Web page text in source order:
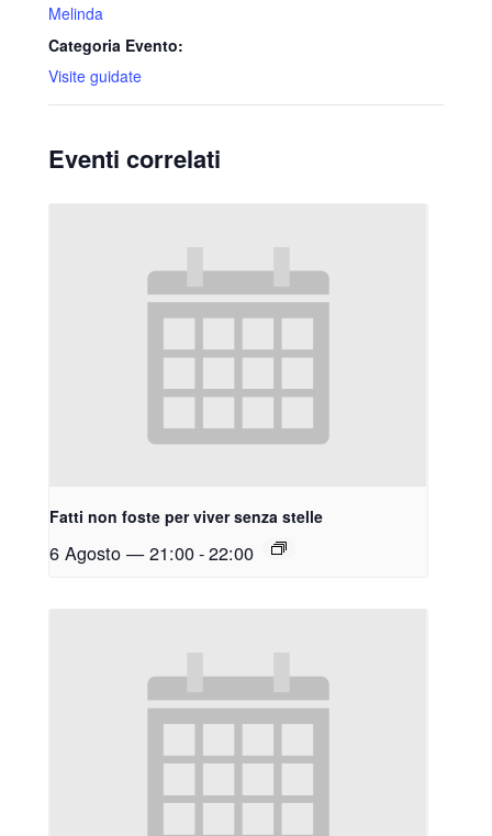
Melinda
Categoria Evento:
Visite guidate
Eventi correlati
Fatti non foste per viver senza stelle
6 Agosto — 21:00-22:00